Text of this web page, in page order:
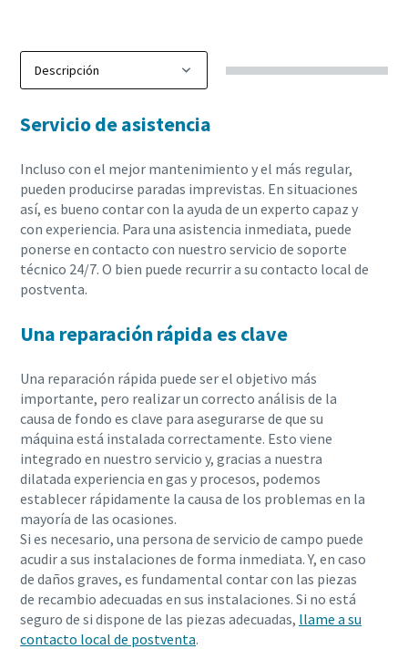
Servicio de asistencia
Incluso con el mejor mantenimiento y el más regular,
pueden producirse paradas imprevistas. En situaciones
así, es bueno contar con la ayuda de un experto capaz y
con experiencia. Para una asistencia inmediata, puede
ponerse en contacto con nuestro servicio de soporte
técnico 24/7. O bien puede recurrir a su contacto local de
postventa.
Una reparación rápida es clave
Una reparación rápida puede ser el objetivo más
importante, pero realizar un correcto análisis de la
causa de fondo es clave para asegurarse de que su
máquina está instalada correctamente. Esto viene
integrado en nuestro servicio y, gracias a nuestra
dilatada experiencia en gas y procesos, podemos
establecer rápidamente la causa de los problemas en la
mayoría de las ocasiones.
Si es necesario, una persona de servicio de campo puede
acudir a sus instalaciones de forma inmediata. Y, en caso
de daños graves, es fundamental contar con las piezas
de recambio adecuadas en sus instalaciones. Si no está
seguro de si dispone de las piezas adecuadas, llame a su
contacto local de postventa.